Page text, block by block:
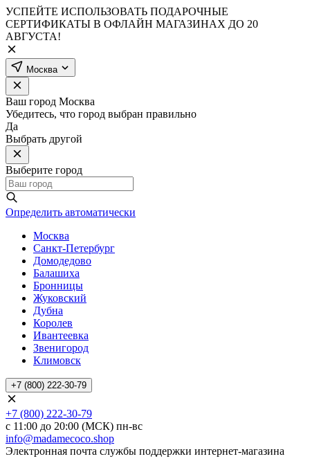
УСПЕЙТЕ ИСПОЛЬЗОВАТЬ ПОДАРОЧНЫЕ
СЕРТИФИКАТЫ В ОФЛАЙН МАГАЗИНАХ ДО 20
АВГУСТА!
Москва
Ваш город Москва
Убедитесь, что город выбран правильно
Да
Выбрать другой
Выберите город
Определить автоматически
Москва
Санкт-Петербург
Домодедово
Балашиха
Бронницы
Жуковский
Дубна
Королев
Ивантеевка
Звенигород
Климовск
+7 (800) 222-30-79
+7 (800) 222-30-79
с 11:00 до 20:00 (МСК) пн-вс
info@madamecoco.shop
Электронная почта службы поддержки интернет-магазина